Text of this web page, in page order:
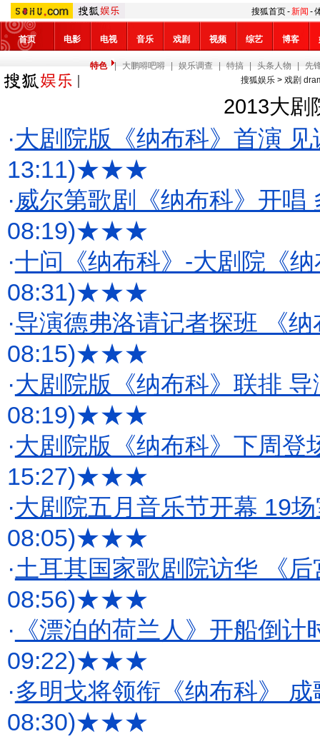
搜狐首页-新闻 -
首页 电影 电视 音乐 戏剧 视频 综艺 博客
特色 大鹏嘚吧嘚 娱乐调查 特搞 头条人物
先
搜狐娱乐> 戏剧
2013大剧
·大剧院版《纳布科》首演 见
13:11)★★★
·威尔第歌剧《纳布科》开唱
08:19)★★★
·十问《纳布科》-大剧院《
08:31)★★★
·导演德弗洛请记者探班 《
08:15)★★★
·大剧院版《纳布科》联排
08:19)★★★
·大剧院版《纳布科》下周登
15:27)★★★
·大剧院五月音乐节开幕 19
08:05)★★★
·土耳其国家歌剧院访华 《
08:56)★★★
· 《漂泊的荷兰人》开船倒
09:22)★★★
·多明戈将领衔《纳布科》
08:30)★★★